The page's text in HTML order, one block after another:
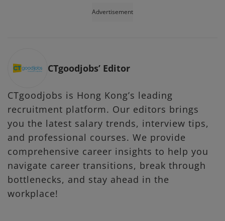
Advertisement
CTgoodjobs’ Editor
CTgoodjobs is Hong Kong’s leading
recruitment platform. Our editors brings
you the latest salary trends, interview tips,
and professional courses. We provide
comprehensive career insights to help you
navigate career transitions, break through
bottlenecks, and stay ahead in the
workplace!